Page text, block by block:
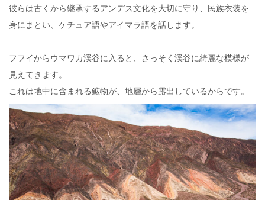
彼らは古くから継承するアンデス文化を大切に守り、民族衣装を
身にまとい、ケチュア語やアイマラ語を話します。
フフイからウマワカ渓谷に入ると、さっそく渓谷に綺麗な模様が
見えてきます。
これは地中に含まれる鉱物が、地層から露出しているからです。